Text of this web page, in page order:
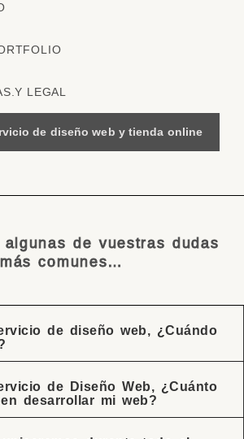
LEGAL
de diseño web y tienda online
algunas de vuestras dudas
más comunes…
de diseño web, ¿Cuándo
de Diseño Web, ¿Cuánto
desarrollar mi web?